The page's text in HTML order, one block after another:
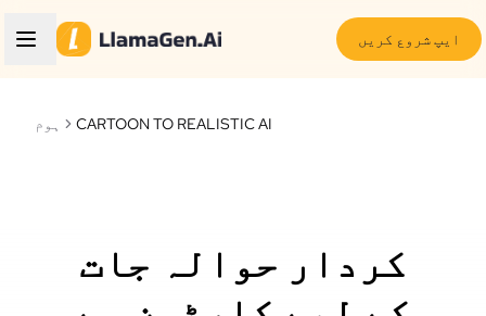
ایپ شروع کریں
ہوم CARTOON TO REALISTIC AI
کردار حوالہ جات